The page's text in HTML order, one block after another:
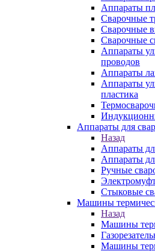
Аппараты
Сварочные
Сварочные
Сварочные
Аппараты
проводов
Аппараты
Аппараты
пластика
Аппараты для
Назад
Аппараты
Аппараты
Ручные
Стыковые
Машины
Назад
Машины
Машины